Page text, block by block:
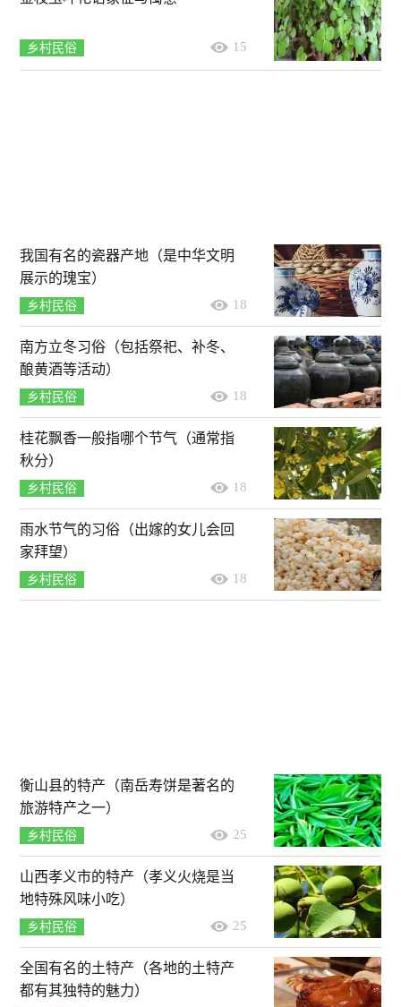
乡村民俗 15
我国有名的瓷器产地（是中华文明
展示的瑰宝）
乡村民俗 18
南方立冬习俗（包括祭祀、补冬、
酿黄酒等活动）
乡村民俗 18
桂花飘香一般指哪个节气（通常指
秋分）
乡村民俗 18
雨水节气的习俗（出嫁的女儿会回
家拜望）
乡村民俗 18
衡山县的特产（南岳寿饼是著名的
旅游特产之一）
乡村民俗 25
山西孝义市的特产（孝义火烧是当
地特殊风味小吃）
乡村民俗 25
全国有名的土特产（各地的土特产
都有其独特的魅力）